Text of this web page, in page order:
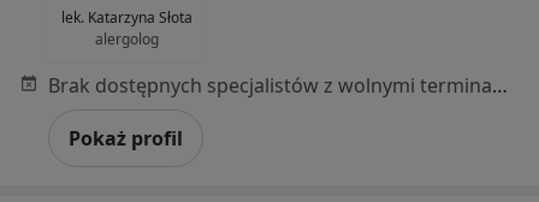
lek. Katarzyna Słota
alergolog
Brak dostępnych specjalistów z wolnymi terminami w tym centrum medycznym.
Pokaż profil